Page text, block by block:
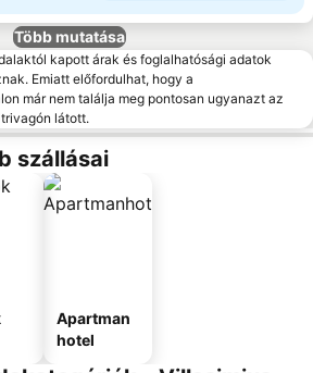
Több mutatása
kapott árak és foglalhatósági adatok
Emiatt előfordulhat, hogy a
már nem találja meg pontosan ugyanazt az
látott.
szállásai
Apartman
hotel